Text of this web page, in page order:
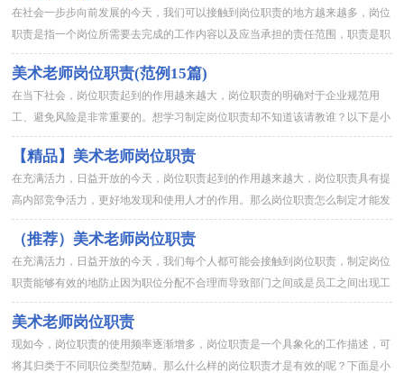
在社会一步步向前发展的今天，我们可以接触到岗位职责的地方越来越多，岗位
职责是指一个岗位所需要去完成的工作内容以及应当承担的责任范围，职责是职
务与责任的统一，由授权范围和相应的责任两部分组成。制定岗位职...
美术老师岗位职责(范例15篇)
在当下社会，岗位职责起到的作用越来越大，岗位职责的明确对于企业规范用
工、避免风险是非常重要的。想学习制定岗位职责却不知道该请教谁？以下是小
编整理的美术老师岗位职责，供大家参考借鉴，希望可以帮助到有需要...
【精品】美术老师岗位职责
在充满活力，日益开放的今天，岗位职责起到的作用越来越大，岗位职责具有提
高内部竞争活力，更好地发现和使用人才的作用。那么岗位职责怎么制定才能发
挥它最大的作用呢？下面是小编为大家整理的美术老师岗位职责，欢...
（推荐）美术老师岗位职责
在充满活力，日益开放的今天，我们每个人都可能会接触到岗位职责，制定岗位
职责能够有效的地防止因为职位分配不合理而导致部门之间或是员工之间出现工
作推脱、责任推卸等现象发生。制定岗位职责的注意事项有许多，你...
美术老师岗位职责
现如今，岗位职责的使用频率逐渐增多，岗位职责是一个具象化的工作描述，可
将其归类于不同职位类型范畴。那么什么样的岗位职责才是有效的呢？下面是小